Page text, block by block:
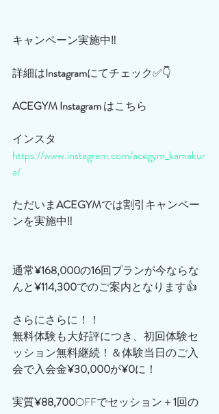
キャンペーン実施中‼️
詳細はInstagramにてチェック✅👇
ACEGYMInstagram はこちら
インスタ
https://www.instagram.com/acegym_kamakur
a/
ただいまACEGYMでは割引キャンペー
ンを実施中‼️
通常¥168,000の16回プランが今ならな
んと¥114,300でのご案内となります👍
さらにさらに！！
無料体験も大好評につき、初回体験セ
ッション無料継続！＆体験当日のご入
会で入会金¥30,000が¥0に！
実質¥88,700OFFでセッション＋1回の